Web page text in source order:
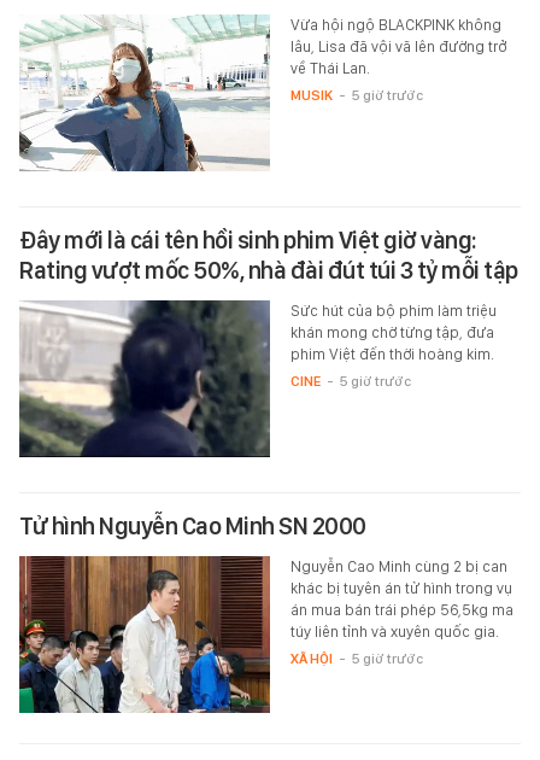
Vừa hội ngộ BLACKPINK không
lâu, Lisa đã vội vã lên đường trở
về Thái Lan.
MUSIK - 5 giờ trước
Đây mới là cái tên hồi sinh phim Việt giờ vàng:
Rating vượt mốc 50%, nhà đài đút túi 3 tỷ mỗi tập
Sức hút của bộ phim làm triệu
khán mong chờ từng tập, đưa
phim Việt đến thời hoàng kim.
CINE - 5 giờ trước
Tử hình Nguyễn Cao Minh SN 2000
Nguyễn Cao Minh cùng 2 bị can
khác bị tuyên án tử hình trong vụ
án mua bán trái phép 56,5kg ma
túy liên tỉnh và xuyên quốc gia.
XÃ HỘI - 5 giờ trước